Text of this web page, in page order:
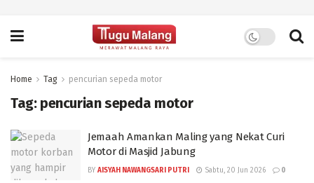
Home Tag pencurian sepeda motor
Tag: pencurian sepeda motor
Jemaah Amankan Maling yang Nekat Curi
Motor di Masjid Jabung
BY AISYAH NAWANGSARI PUTRI Sabtu, 20 Jun 2026 0